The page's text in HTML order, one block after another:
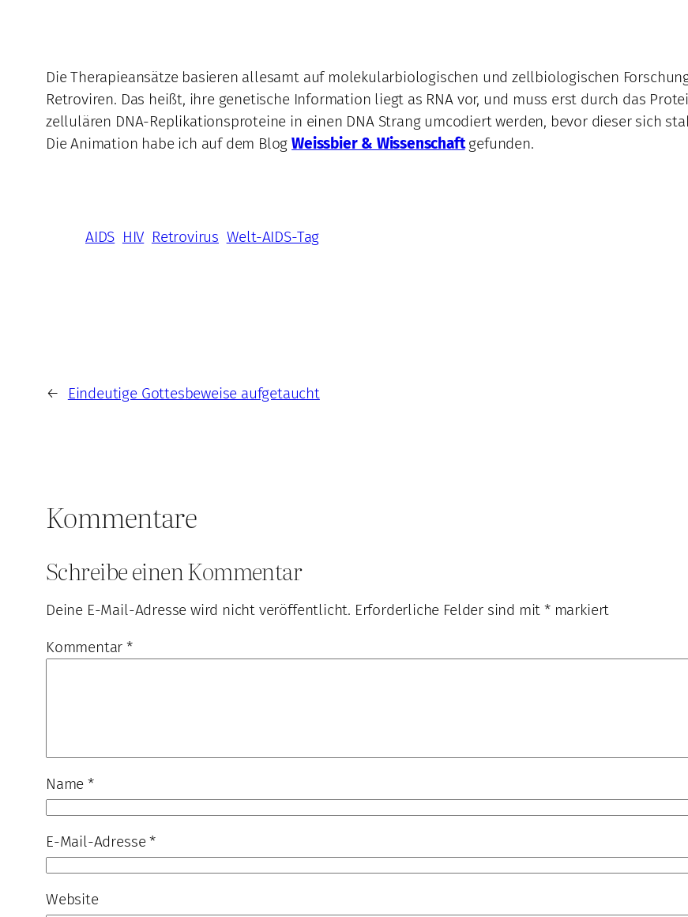
Die Therapieansätze basieren allesamt auf molekularbiologischen und zellbiologischen
Retroviren. Das heißt, ihre genetische Information liegt as RNA vor, und muss erst durch das
zellulären DNA-Replikationsproteine in einen DNA Strang umcodiert werden, bevor dieser sich
Die Animation habe ich auf dem BlogWeissbier & Wissenschaftgefunden.
AIDS HIV Retrovirus Welt-AIDS-Tag
← Eindeutige Gottesbeweise aufgetaucht
Kommentare
Schreibe einen Kommentar
Deine E-Mail-Adresse wird nicht veröffentlicht. Erforderliche Felder sind mit*markiert
Kommentar*
Name*
E-Mail-Adresse*
Website